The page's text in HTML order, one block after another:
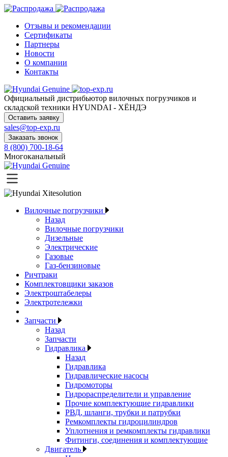
Отзывы и рекомендации
Сертификаты
Партнеры
Новости
О компании
Контакты
Официальный дистрибьютор вилочных погрузчиков и
складской техники HYUNDAI - ХЁНДЭ
Оставить заявку
sales@top-exp.ru
Заказать звонок
8 (800) 700-18-64
Многоканальный
Вилочные погрузчики
Назад
Вилочные погрузчики
Дизельные
Электрические
Газовые
Газ-бензиновые
Ричтраки
Комплектовщики заказов
Электроштабелеры
Электротележки
Запчасти
Назад
Запчасти
Гидравлика
Назад
Гидравлика
Гидравлические насосы
Гидромоторы
Гидрораспределители и управление
Прочие комплектующие гидравлики
РВД, шланги, трубки и патрубки
Ремкомплекты гидроцилиндров
Уплотнения и ремкомплекты гидравлики
Фитинги, соединения и комплектующие
Двигатель